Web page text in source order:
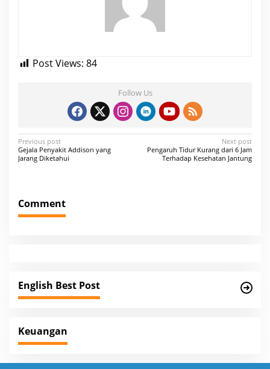
Post Views: 84
Follow Us
P
o
t
n
g
a
i
o
Previous post
Gejala Penyakit Addison yang
Jarang Diketahui
Next post
Pengaruh Tidur Kurang dari 6 Jam
Terhadap Kesehatan Jantung
Comment
English Best Post
Keuangan